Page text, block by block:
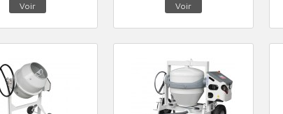
Voir Voir